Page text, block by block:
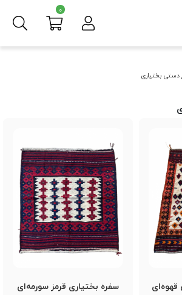
دستی بختیاری
قهوه‌ای
سفره بختیاری قرمز سورمه‌ای
0